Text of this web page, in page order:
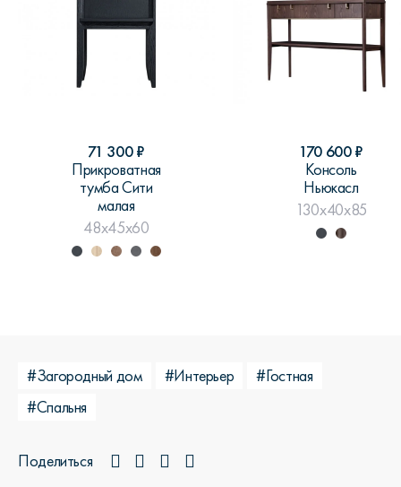
71 300₽
Прикроватная
тумба Сити
малая
48x45x60
170 600₽
Консоль
Ньюкасл
130x40x85
#Загородный дом #Интерьер
#Гостная
#Спальня
Поделиться